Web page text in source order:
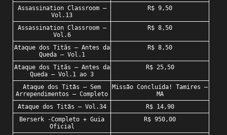
Assassination Classroom –
Vol.13
R$ 9,50
Assassination Classroom –
Vol.6
R$ 8,50
Ataque dos Titâs – Antes da
Queda – Vol.1
R$ 8,50
Ataque dos Titâs – Antes da
Queda – Vol.1 ao 3
R$ 25,50
Ataque dos Titãs – Sem
Arrependimentos – Completo
Missão Concluída! Tamires –
MA
Ataque dos Titãs – Vol.34
R$ 14,90
Berserk -Completo + Guia
Oficial
R$ 950,00